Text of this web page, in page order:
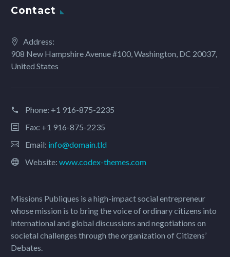
Contact
Address:
908 New Hampshire Avenue #100, Washington, DC 20037,
United States
Phone: +1 916-875-2235
Fax: +1 916-875-2235
Email: info@domain.tld
Website: www.codex-themes.com
Missions Publiques is a high-impact social entrepreneur
whose mission is to bring the voice of ordinary citizens into
international and global discussions and negotiations on
societal challenges through the organization of Citizens’
Debates.